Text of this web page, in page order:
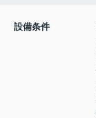
設備条件